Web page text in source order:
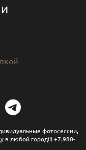
фотосессии,
в любой город!!! +7.980-